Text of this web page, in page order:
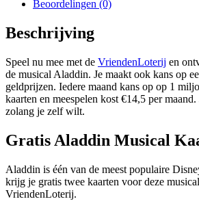
Beoordelingen (0)
Beschrijving
Speel nu mee met de VriendenLoterij en
de musical Aladdin. Je maakt ook kans op
geldprijzen. Iedere maand kans op op 1
kaarten en meespelen kost €14,5 per maand.
zolang je zelf wilt.
Gratis Aladdin Musical
Aladdin is één van de meest populaire
krijg je gratis twee kaarten voor deze
VriendenLoterij.